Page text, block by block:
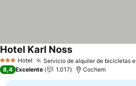
3 Estrellas
Hotel Servicio de alquiler de bicicletas
Hotel Karl Noss
8,4 Excelente 1.017 Cochem